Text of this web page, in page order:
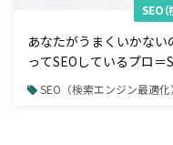
SEO
あなたがうまくいかな
ってSEOしているプロ＝
SEO（検索エンジン最適化）